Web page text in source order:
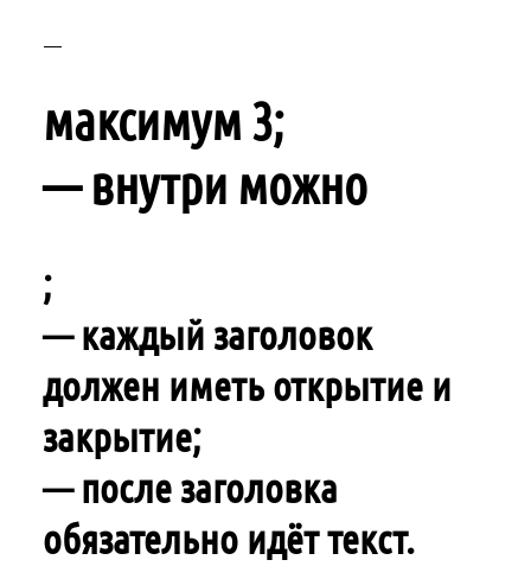
—
максимум 3;
— внутри можно
;
— каждый заголовок
должен иметь открытие и
закрытие;
— после заголовка
обязательно идёт текст.